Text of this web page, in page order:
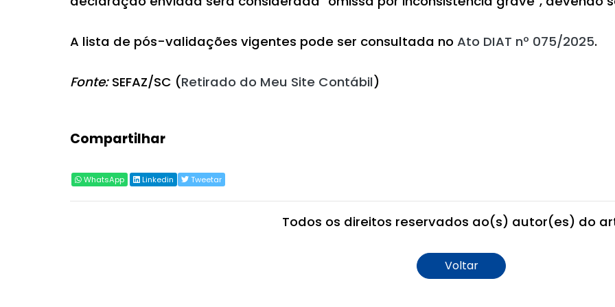
A lista de pós-validações vigentes pode ser consultada no Ato DIAT nº 075/2025.
Fonte:SEFAZ/SC (Retirado do Meu Site Contábil)
Compartilhar
WhatsApp Linkedin Tweetar
Todos os direitos reservados ao(s) autor(es) do
Voltar